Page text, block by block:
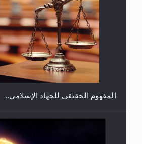
هل يجوز فتح مشروع كوافير نسائي
المحجبات؟
المفهوم الحقيقي للجهاد الإسلامي..